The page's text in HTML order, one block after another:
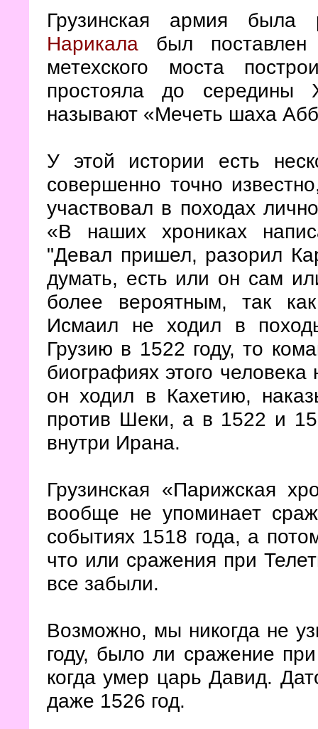
Грузинская армия была
Нарикала был поставлен
метехского моста
простояла до середины
называют «Мечеть шаха
У этой истории есть
совершенно точно
участвовал в походах
«В наших хрониках
"Девал пришел, разорил
думать, есть или он сам
более вероятным, так
Исмаил не ходил в
Грузию в 1522 году, то
биографиях этого человека
он ходил в Кахетию,
против Шеки, а в 1522 и
внутри Ирана.
Грузинская «Парижская
вообще не упоминает
событиях 1518 года, а
что или сражения при
все забыли.
Возможно, мы никогда не
году, было ли сражение
когда умер царь Давид.
даже 1526 год.